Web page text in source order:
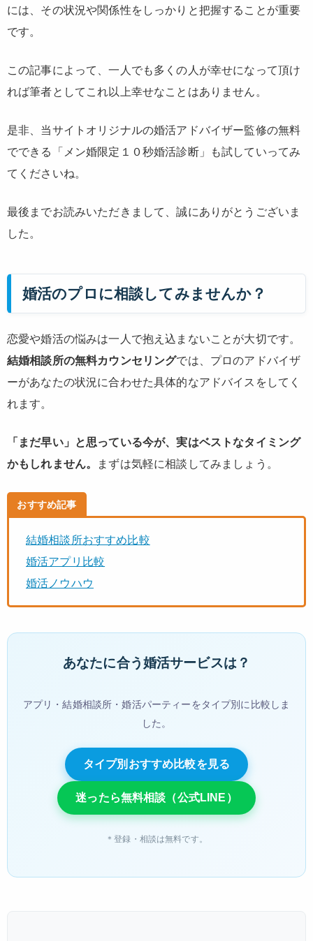
には、その状況や関係性をしっかりと把握することが重要
です。
この記事によって、一人でも多くの人が幸せになって頂け
れば筆者としてこれ以上幸せなことはありません。
是非、当サイトオリジナルの婚活アドバイザー監修の無料
でできる「メン婚限定１０秒婚活診断」も試していってみ
てくださいね。
最後までお読みいただきまして、誠にありがとうございま
した。
婚活のプロに相談してみませんか？
恋愛や婚活の悩みは一人で抱え込まないことが大切です。
結婚相談所の無料カウンセリングでは、プロのアドバイザ
ーがあなたの状況に合わせた具体的なアドバイスをしてく
れます。
「まだ早い」と思っている今が、実はベストなタイミング
かもしれません。
まずは気軽に相談してみましょう。
おすすめ記事
結婚相談所おすすめ比較
婚活アプリ比較
婚活ノウハウ
あなたに合う婚活サービスは？
アプリ・結婚相談所・婚活パーティーをタイプ別に比較しま
した。
タイプ別おすすめ比較を見る
迷ったら無料相談（公式LINE）
＊登録・相談は無料です。